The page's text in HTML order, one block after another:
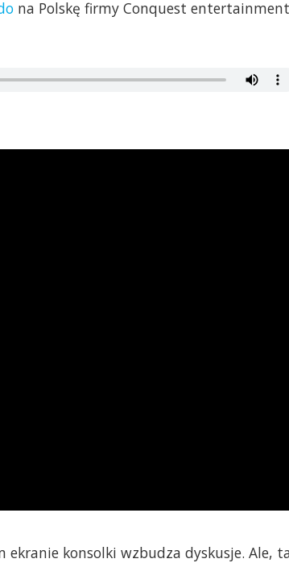
na Polskę firmy Conquest entertainment
konsolki wzbudza dyskusje. Ale,